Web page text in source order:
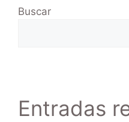
Buscar
Entradas